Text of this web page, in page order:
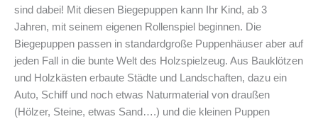
sind dabei! Mit diesen Biegepuppen kann Ihr Kind, ab 3
Jahren, mit seinem eigenen Rollenspiel beginnen. Die
Biegepuppen passen in standardgroße Puppenhäuser aber auf
jeden Fall in die bunte Welt des Holzspielzeug. Aus Bauklötzen
und Holzkästen erbaute Städte und Landschaften, dazu ein
Auto, Schiff und noch etwas Naturmaterial von draußen
(Hölzer, Steine, etwas Sand….) und die kleinen Puppen